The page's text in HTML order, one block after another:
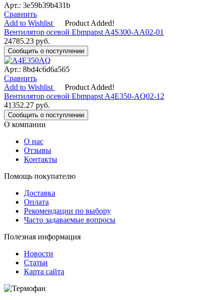
Арт.: 3e59b39b431b
Сравнить
Add to Wishlist
Product Added!
Вентилятор осевой Ebmpapst A4S300-AA02-01
24785.23 руб.
Сообщить о поступлении
Арт.: 8bd4c6d6a565
Сравнить
Add to Wishlist
Product Added!
Вентилятор осевой Ebmpapst A4E350-AQ02-12
41352.27 руб.
Сообщить о поступлении
О компании
О нас
Отзывы
Контакты
Помощь покупателю
Доставка
Оплата
Рекомендации по выбору
Часто задаваемые вопросы
Полезная информация
Новости
Статьи
Карта сайта